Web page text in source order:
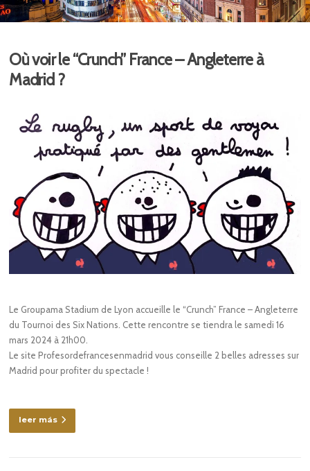
Où voir le “Crunch” France – Angleterre à
Madrid ?
Le Groupama Stadium de Lyon accueille le “Crunch” France – Angleterre
du Tournoi des Six Nations. Cette rencontre se tiendra le samedi 16
mars 2024 à 21h00.
Le site Profesordefrancesenmadrid vous conseille 2 belles adresses sur
Madrid pour profiter du spectacle !
leer más